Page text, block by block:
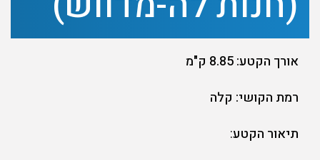
אורך הקטע: 8.85 ק"מ
רמת הקושי: קלה
תיאור הקטע: